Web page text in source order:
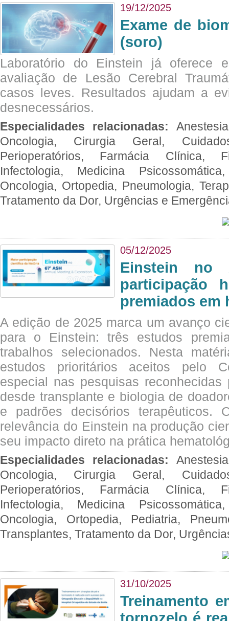
19/12/2025
Exame de
(soro)
Laboratório do Einstein já oferece
avaliação de Lesão Cerebral
casos leves. Resultados ajudam a
desnecessários.
Especialidades relacionadas:
Oncologia, Cirurgia Geral,
Perioperatórios, Farmácia Clínica,
Infectologia, Medicina
Oncologia, Ortopedia, Pneumologia,
Tratamento da Dor, Urgências e
05/12/2025
Einstein no
participação
premiados em
A edição de 2025 marca um avanço
para o Einstein: três estudos
trabalhos selecionados. Nesta
estudos prioritários aceitos pelo
especial nas pesquisas
desde transplante e biologia de
e padrões decisórios terapêuticos.
relevância do Einstein na produção
seu impacto direto na prática
Especialidades relacionadas:
Oncologia, Cirurgia Geral,
Perioperatórios, Farmácia Clínica,
Infectologia, Medicina
Oncologia, Ortopedia, Pediatria,
Transplantes, Tratamento da Dor,
31/10/2025
Treinamento